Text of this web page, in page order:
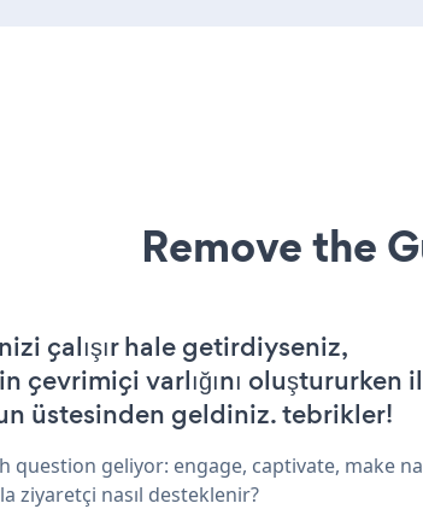
Remove the
çalışır hale getirdiyseniz,
çevrimiçi varlığını oluştururken
üstesinden geldiniz. tebrikler!
question geliyor: engage, captivate, make
ziyaretçi nasıl desteklenir?